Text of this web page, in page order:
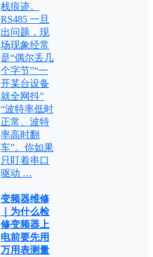
栈痕迹。
RS485 一旦
出问题，现
场现象经常
是“偶尔丢几
个字节”“一
开某台设备
就全网抖”
“波特率低时
正常、波特
率高时翻
车”。你如果
只盯着串口
驱动 …
变频器维修
｜为什么检
修变频器上
电前要先用
万用表测量